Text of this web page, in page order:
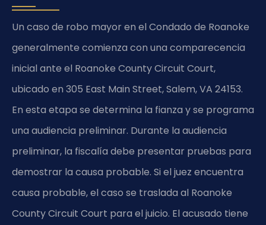
Un caso de robo mayor en el Condado de Roanoke
generalmente comienza con una comparecencia
inicial ante el Roanoke County Circuit Court,
ubicado en 305 East Main Street, Salem, VA 24153.
En esta etapa se determina la fianza y se programa
una audiencia preliminar. Durante la audiencia
preliminar, la fiscalía debe presentar pruebas para
demostrar la causa probable. Si el juez encuentra
causa probable, el caso se traslada al Roanoke
County Circuit Court para el juicio. El acusado tiene